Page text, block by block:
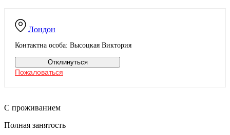
Лондон
Контактна особа: Высоцкая Виктория
Отклинуться
Пожаловаться
С проживанием
Полная занятость